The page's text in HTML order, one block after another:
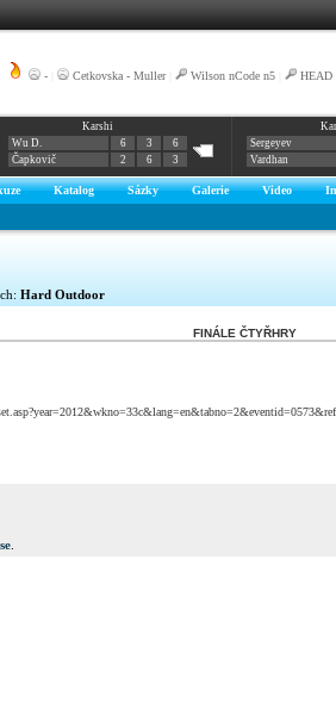
- Cetkovska - Muller| Wilson nCode n5 HEAD
Karshi
Wu D.
6 3
6
Čapkovič
2 6 3
Sergeyev
Vardhan
Katalog Sázky Galerie Video
Hard Outdoor
FINÁLE ČTYŘHRY